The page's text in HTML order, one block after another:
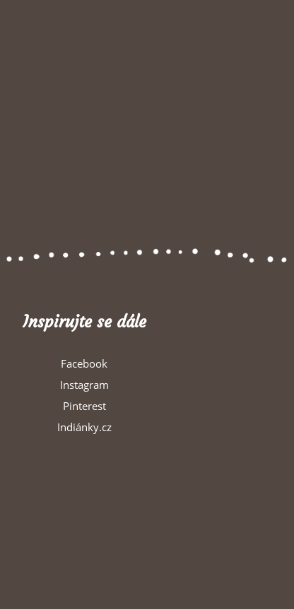
Inspirujte se dále
Facebook
Instagram
Pinterest
Indiánky.cz